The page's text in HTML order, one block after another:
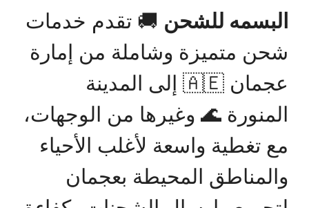
البسمه للشحن 🚚 تقدم خدمات
شحن متميزة وشاملة من إمارة
عجمان 🇦🇪 إلى المدينة
المنورة 🌊 وغيرها من الوجهات،
مع تغطية واسعة لأغلب الأحياء
والمناطق المحيطة بعجمان